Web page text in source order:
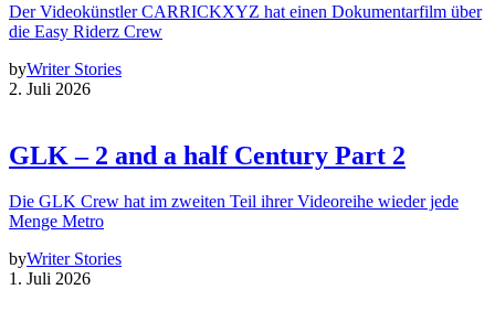
Der Videokünstler CARRICKXYZ hat einen Dokumentarfilm über
die Easy Riderz Crew
byWriter Stories
2. Juli 2026
GLK – 2 and a half Century Part 2
Die GLK Crew hat im zweiten Teil ihrer Videoreihe wieder jede
Menge Metro
byWriter Stories
1. Juli 2026